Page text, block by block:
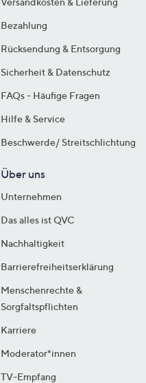
Bezahlung
Rücksendung & Entsorgung
Sicherheit & Datenschutz
FAQs - Häufige Fragen
Hilfe & Service
Beschwerde/ Streitschlichtung
Über uns
Unternehmen
Das alles ist QVC
Nachhaltigkeit
Barrierefreiheitserklärung
Menschenrechte &
Sorgfaltspflichten
Karriere
Moderator*innen
TV-Empfang